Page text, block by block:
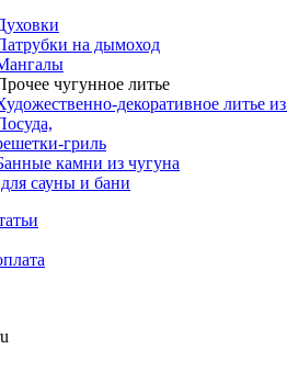
на дымоход
чугунное литье
декоративное литье
гриль
камни из чугуна
сауны и бани